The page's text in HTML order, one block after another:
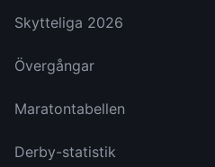
Skytteliga 2026
Övergångar
Maratontabellen
Derby-statistik